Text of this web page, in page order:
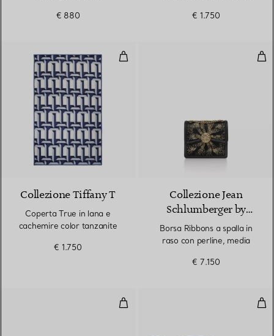
€ 880
€ 1.750
Coperta True in lana e
2 Colori
Collezione Tiffany T
Coperta True in lana e
cachemire color tanzanite
€ 1.750
Collezione Jean
Schlumberger by
Tiffany
Borsa Ribbons a spalla in
raso con perline, media
€ 7.150
Borsa Ribbons a spalla in raso